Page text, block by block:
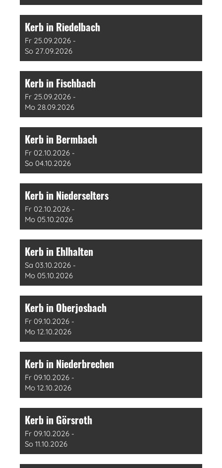
Kerb in Riedelbach
Fr 25.09.2026 -
So 27.09.2026
Kerb in Fischbach
Fr 25.09.2026 -
Mo 28.09.2026
Kerb in Bermbach
Fr 02.10.2026 -
So 04.10.2026
Kerb in Niederselters
Fr 02.10.2026 -
Mo 05.10.2026
Kerb in Ehlhalten
Sa 03.10.2026 -
Mo 05.10.2026
Kerb in Oberjosbach
Fr 09.10.2026 -
Mo 12.10.2026
Kerb in Niederbrechen
Fr 09.10.2026 -
Mo 12.10.2026
Kerb in Görsroth
Fr 09.10.2026 -
So 11.10.2026